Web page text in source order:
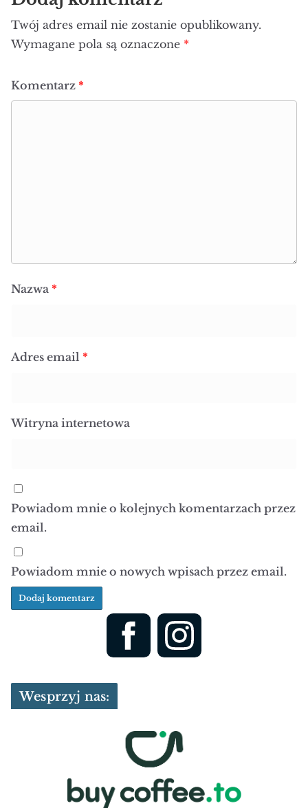
Twój adres email nie zostanie opublikowany.
Wymagane pola są oznaczone *
Komentarz *
Nazwa *
Adres email *
Witryna internetowa
Powiadom mnie o kolejnych komentarzach przez
email.
Powiadom mnie o nowych wpisach przez email.
Wesprzyj nas: